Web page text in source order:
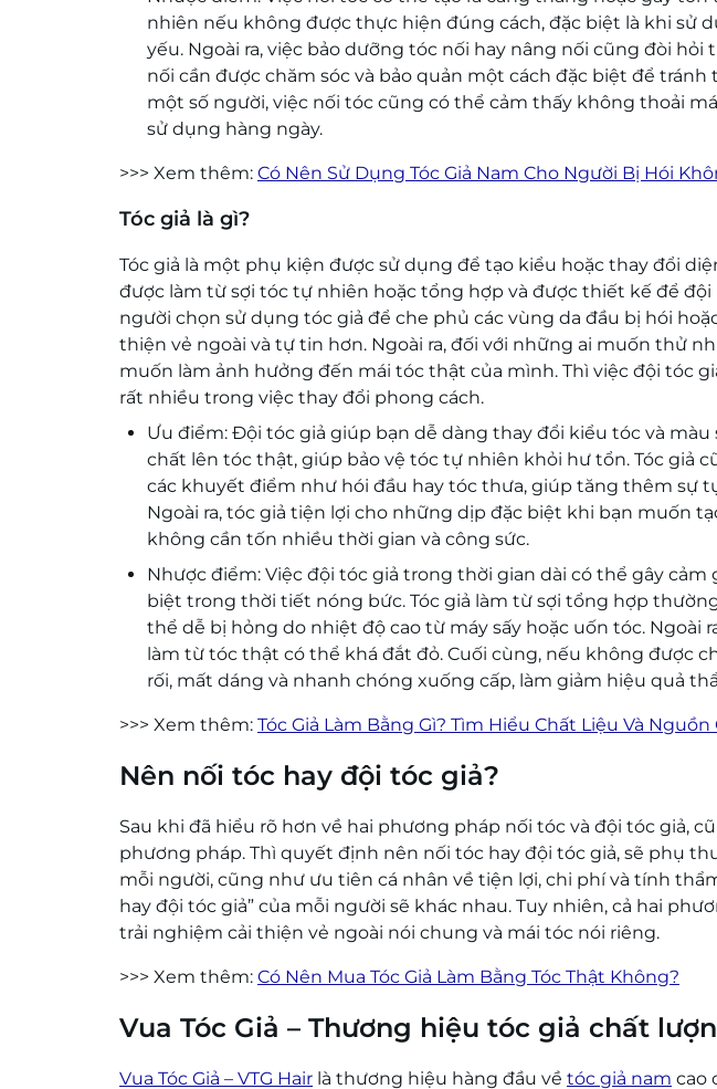
nhiên nếu không được thực hiện đúng cách, đặc biệt là khi sử
yếu. Ngoài ra, việc bảo dưỡng tóc nối hay nâng nối cũng đòi hỏi
nối cần được chăm sóc và bảo quản một cách đặc biệt để
một số người, việc nối tóc cũng có thể cảm thấy không thoải
sử dụng hàng ngày.
>>> Xem thêm: Có Nên Sử Dụng Tóc Giả Nam Cho Người Bị Hói
Tóc giả là gì?
Tóc giả là một phụ kiện được sử dụng để tạo kiểu hoặc thay đổi
được làm từ sợi tóc tự nhiên hoặc tổng hợp và được thiết kế để đội
người chọn sử dụng tóc giả để che phủ các vùng da đầu bị hói
thiện vẻ ngoài và tự tin hơn. Ngoài ra, đối với những ai muốn thử
muốn làm ảnh hưởng đến mái tóc thật của mình. Thì việc đội tóc
rất nhiều trong việc thay đổi phong cách.
Ưu điểm: Đội tóc giả giúp bạn dễ dàng thay đổi kiểu tóc và màu
chất lên tóc thật, giúp bảo vệ tóc tự nhiên khỏi hư tổn. Tóc giả
các khuyết điểm như hói đầu hay tóc thưa, giúp tăng thêm sự
Ngoài ra, tóc giả tiện lợi cho những dịp đặc biệt khi bạn muốn
không cần tốn nhiều thời gian và công sức.
Nhược điểm: Việc đội tóc giả trong thời gian dài có thể gây cảm
biệt trong thời tiết nóng bức. Tóc giả làm từ sợi tổng hợp
thể dễ bị hỏng do nhiệt độ cao từ máy sấy hoặc uốn tóc. Ngoài
làm từ tóc thật có thể khá đắt đỏ. Cuối cùng, nếu không được
rối, mất dáng và nhanh chóng xuống cấp, làm giảm hiệu quả
>>> Xem thêm: Tóc Giả Làm Bằng Gì? Tìm Hiểu Chất Liệu Và Nguồn
Nên nối tóc hay đội tóc giả?
Sau khi đã hiểu rõ hơn về hai phương pháp nối tóc và đội tóc giả,
phương pháp. Thì quyết định nên nối tóc hay đội tóc giả, sẽ phụ
mỗi người, cũng như ưu tiên cá nhân về tiện lợi, chi phí và tính
hay đội tóc giả” của mỗi người sẽ khác nhau. Tuy nhiên, cả hai
trải nghiệm cải thiện vẻ ngoài nói chung và mái tóc nói riêng.
>>> Xem thêm: Có Nên Mua Tóc Giả Làm Bằng Tóc Thật Không?
Vua Tóc Giả – Thương hiệu tóc giả chất
Vua Tóc Giả – VTG Hair là thương hiệu hàng đầu về tóc giả nam cao